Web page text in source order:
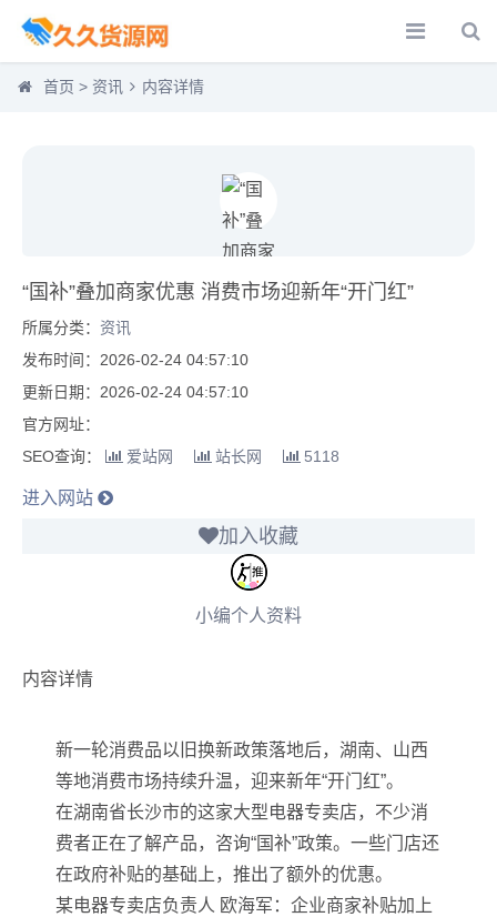
首页 > 资讯 内容详情
“国补”叠加商家优惠 消费市场迎新年“开门红”
所属分类： 资讯
发布时间：2026-02-24 04:57:10
更新日期：2026-02-24 04:57:10
官方网址：
SEO查询：
爱站网 站长网 5118
进入网站
加入收藏
小编个人资料
内容详情
新一轮消费品以旧换新政策落地后，湖南、山西
等地消费市场持续升温，迎来新年“开门红”。
在湖南省长沙市的这家大型电器专卖店，不少消
费者正在了解产品，咨询“国补”政策。一些门店还
在政府补贴的基础上，推出了额外的优惠。
某电器专卖店负责人 欧海军：企业商家补贴加上